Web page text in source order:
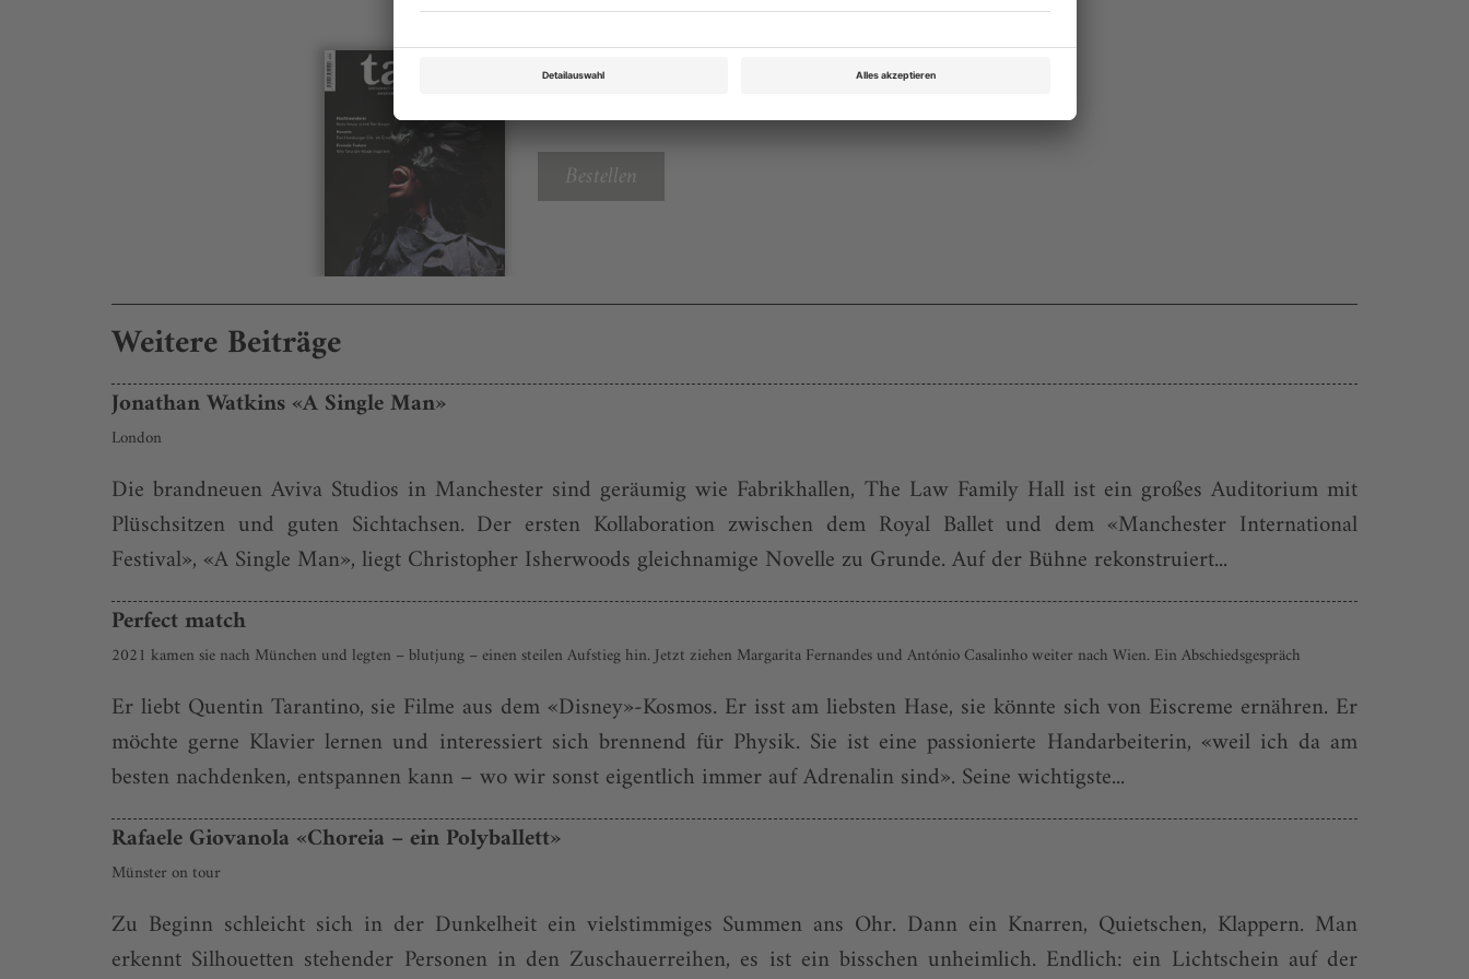
Tanz August/September 2025
Rubrik: Kalender, Seite 34
von
Bestellen
Weitere Beiträge
Jonathan Watkins «A Single Man»
London
Die brandneuen Aviva Studios in Manchester sind geräumig wie Fabrikhallen, The Law Family Hall ist ein großes Auditorium mit
Plüschsitzen und guten Sichtachsen. Der ersten Kollaboration zwischen dem Royal Ballet und dem «Manchester International
Festival», «A Single Man», liegt Christopher Isherwoods gleichnamige Novelle zu Grunde. Auf der Bühne rekonstruiert...
Perfect match
2021 kamen sie nach München und legten – blutjung – einen steilen Aufstieg hin. Jetzt ziehen Margarita Fernandes und António Casalinho weiter nach Wien. Ein Abschiedsgespräch
Er liebt Quentin Tarantino, sie Filme aus dem «Disney»-Kosmos. Er isst am liebsten Hase, sie könnte sich von Eiscreme ernähren. Er
möchte gerne Klavier lernen und interessiert sich brennend für Physik. Sie ist eine passionierte Handarbeiterin, «weil ich da am
besten nachdenken, entspannen kann – wo wir sonst eigentlich immer auf Adrenalin sind». Seine wichtigste...
Rafaele Giovanola «Choreia – ein Polyballett»
Münster on tour
Zu Beginn schleicht sich in der Dunkelheit ein vielstimmiges Summen ans Ohr. Dann ein Knarren, Quietschen, Klappern. Man
erkennt Silhouetten stehender Personen in den Zuschauerreihen, es ist ein bisschen unheimlich. Endlich: ein Lichtschein auf der